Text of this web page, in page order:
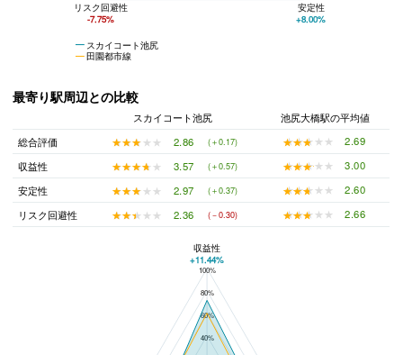
スカイコート池尻
田園都市線
リスク回避性
-7.75%
安定性
+8.00%
最寄り駅周辺との比較
スカイコート池尻
池尻大橋駅の平均値
総合評価
★★★★★
★★★★★ 2.86 (＋0.17) ★★★★★
★★★★★
2.69
収益性
★★★★★
★★★★★ 3.57 (＋0.57) ★★★★★
★★★★★
3.00
安定性
★★★★★
★★★★★ 2.97 (＋0.37) ★★★★★
★★★★★
2.60
リスク回避性
★★★★★
★★★★★ 2.36 (－0.30) ★★★★★
★★★★★ 2.66
スカイコート池尻と池尻大橋駅の平均値の総合評価の比較
100%
80%
60%
40%
収益性
+11.44%